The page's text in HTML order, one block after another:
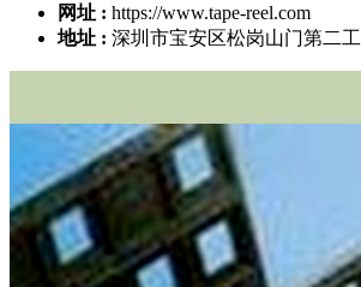
网址 : https://www.tape-reel.com
地址 : 深圳市宝安区松岗山门第二